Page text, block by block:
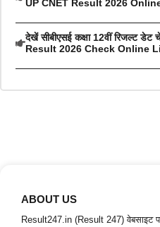
UP CNET Result 2026
देखें सीबीएसई कक्षा 12वीं रिजल्ट
Result 2026 Check Online
ABOUT US
Result247.in (Result 247) वेबसाइट